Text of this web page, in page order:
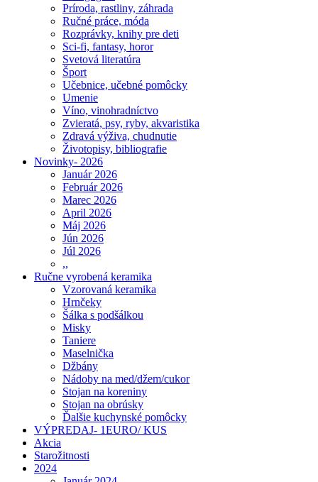
Príroda, rastliny, záhrada
Ručné práce, móda
Rozprávky, knihy pre deti
Sci-fi, fantasy, horor
Svetová literatúra
Šport
Učebnice, učebné pomôcky
Umenie
Víno, vinohradníctvo
Zvieratá, psy, ryby, akvaristika
Zdravá výživa, chudnutie
Životopisy, bibliografie
Novinky- 2026
Január 2026
Február 2026
Marec 2026
April 2026
Máj 2026
Jún 2026
Júl 2026
,,
Ručne vyrobená keramika
Vzorovaná keramika
Hrnčeky
Šálka s podšálkou
Misky
Taniere
Maselnička
Džbány
Nádoby na med/džem/cukor
Stojan na koreniny
Stojan na obrúsky
Ďalšie kuchynské pomôcky
VÝPREDAJ- 1EURO/ KUS
Akcia
Starožitnosti
2024